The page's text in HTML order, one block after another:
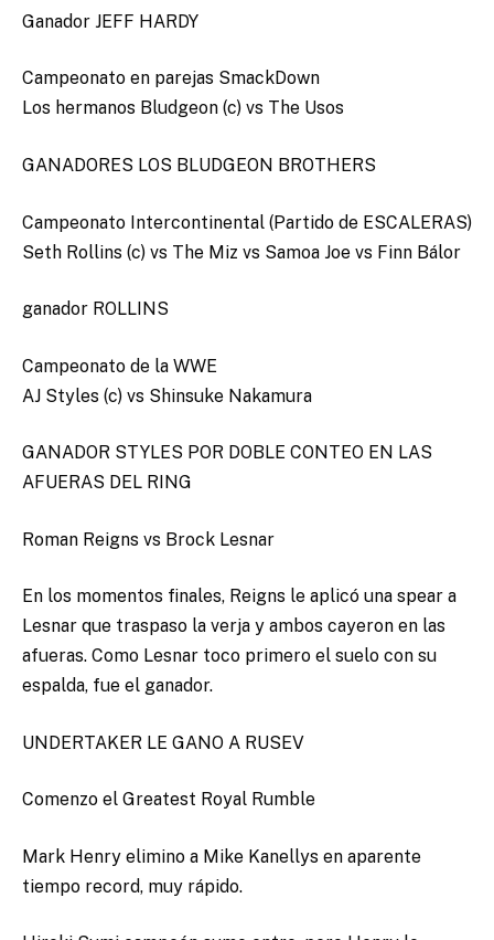
Ganador JEFF HARDY
Campeonato en parejas SmackDown
Los hermanos Bludgeon (c) vs The Usos
GANADORES LOS BLUDGEON BROTHERS
Campeonato Intercontinental (Partido de ESCALERAS)
Seth Rollins (c) vs The Miz vs Samoa Joe vs Finn Bálor
ganador ROLLINS
Campeonato de la WWE
AJ Styles (c) vs Shinsuke Nakamura
GANADOR STYLES POR DOBLE CONTEO EN LAS
AFUERAS DEL RING
Roman Reigns vs Brock Lesnar
En los momentos finales, Reigns le aplicó una spear a
Lesnar que traspaso la verja y ambos cayeron en las
afueras. Como Lesnar toco primero el suelo con su
espalda, fue el ganador.
UNDERTAKER LE GANO A RUSEV
Comenzo el Greatest Royal Rumble
Mark Henry elimino a Mike Kanellys en aparente
tiempo record, muy rápido.